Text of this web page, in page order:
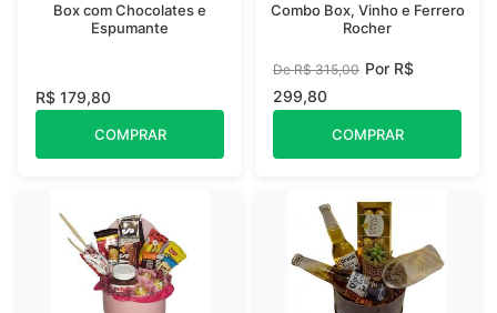
Box com Chocolates e
Espumante
R$ 179,80
COMPRAR
Combo Box, Vinho e Ferrero
Rocher
De R$ 315,00 Por R$
299,80
COMPRAR